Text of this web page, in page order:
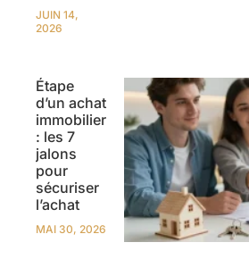
JUIN 14,
2026
Étape
d’un achat
immobilier
: les 7
jalons
pour
sécuriser
l’achat
MAI 30, 2026